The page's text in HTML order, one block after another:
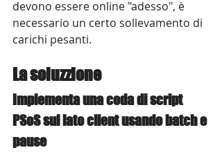
devono essere online "adesso", è
necessario un certo sollevamento di
carichi pesanti.
La soluzzione
Implementa una coda di script
PSoS sul lato client usando batch e
pause